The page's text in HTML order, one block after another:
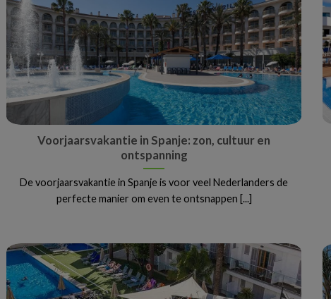
Voorjaarsvakantie in Spanje: zon, cultuur en
ontspanning
De voorjaarsvakantie in Spanje is voor veel Nederlanders de
perfecte manier om even te ontsnappen [...]